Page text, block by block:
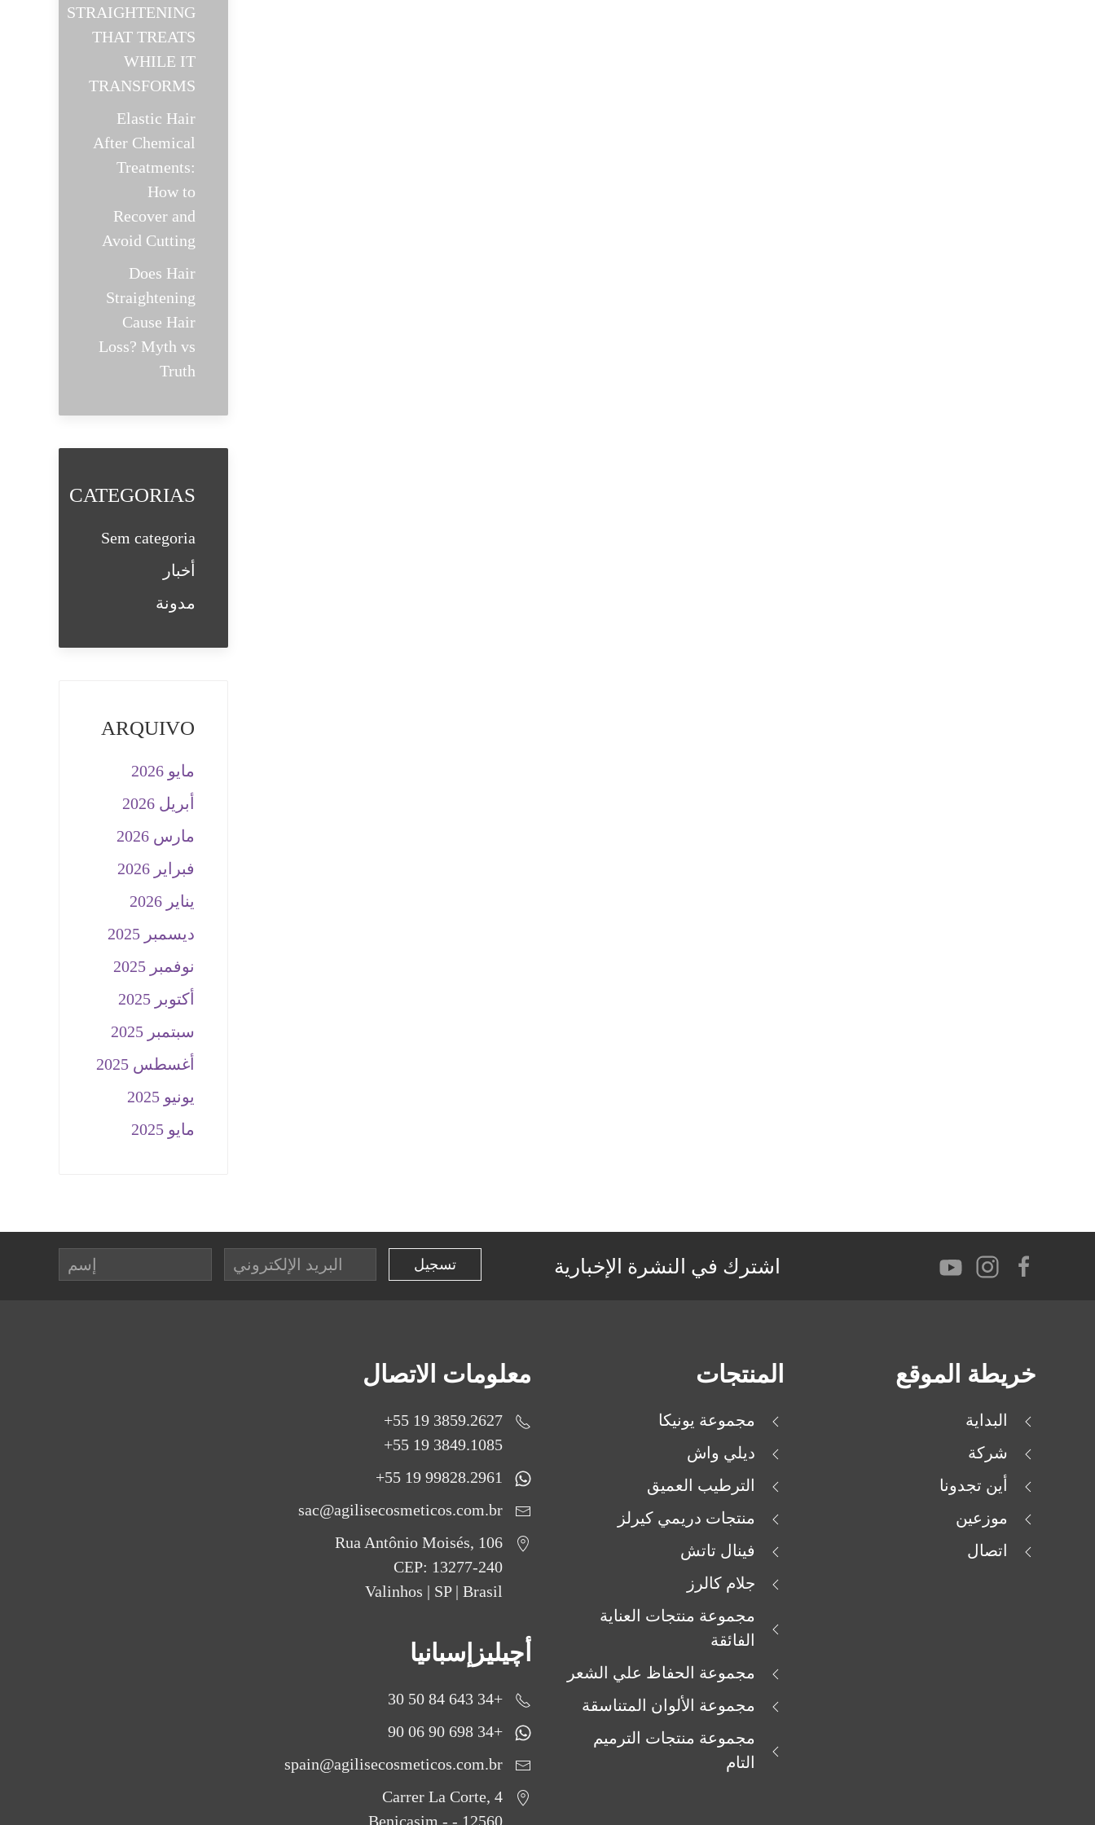
STRAIGHTENING
THAT TREATS
WHILE IT
TRANSFORMS
Elastic Hair
After Chemical
Treatments:
How to
Recover and
Avoid Cutting
Does Hair
Straightening
Cause Hair
Loss? Myth vs
Truth
CATEGORIAS
Sem categoria
أخبار
مدونة
ARQUIVO
مايو 2026
أبريل 2026
مارس 2026
فبراير 2026
يناير 2026
ديسمبر 2025
نوفمبر 2025
أكتوبر 2025
سبتمبر 2025
أغسطس 2025
يونيو 2025
مايو 2025
اشترك في النشرة الإخبارية
خريطة الموقع
البداية
شركة
أين تجدونا
موزعين
اتصال
المنتجات
مجموعة يونيكا
ديلي واش
الترطيب العميق
منتجات دريمي كيرلز
فينال تاتش
جلام كالرز
مجموعة منتجات العناية
الفائقة
مجموعة الحفاظ علي الشعر
مجموعة الألوان المتناسقة
مجموعة منتجات الترميم
التام
معلومات الاتصال
3859.2627 19 55+
3849.1085 19 55+
99828.2961 19 55+
sac@agilisecosmeticos.com.br
Rua Antônio Moisés, 106
CEP: 13277-240
Valinhos | SP | Brasil
أچيليزإسبانيا
+34 643 84 50 30
+34 698 90 06 90
spain@agilisecosmeticos.com.br
Carrer La Corte, 4
12560 - Benicasim -